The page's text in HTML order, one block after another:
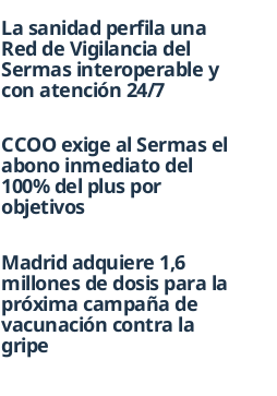
La sanidad perfila una
Red de Vigilancia del
Sermas interoperable y
con atención 24/7
CCOO exige al Sermas el
abono inmediato del
100% del plus por
objetivos
Madrid adquiere 1,6
millones de dosis para la
próxima campaña de
vacunación contra la
gripe